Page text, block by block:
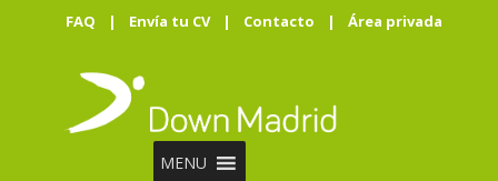
FAQ | Envía tu CV | Contacto | Área privada
MENU